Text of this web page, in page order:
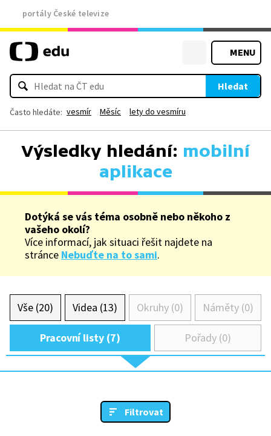
portály České televize
MENU
Hledat
Často hledáte: vesmír Měsíc lety do vesmíru
Výsledky hledání: mobilní
aplikace
Dotýká se vás téma osobně nebo někoho z
vašeho okolí?
Více informací, jak situaci řešit najdete na
stránce Nebuďte na to sami.
Vše (20) Videa (13) Okruhy (0) Náměty (0)
Pracovní listy (7) Pořady (0)
Filtrovat